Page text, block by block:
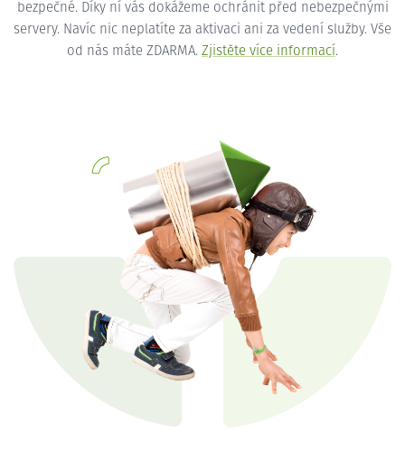
bezpečné. Díky ní vás dokážeme ochránit před nebezpečnými
servery. Navíc nic neplatíte za aktivaci ani za vedení služby. Vše
od nás máte ZDARMA. Zjistěte více informací.